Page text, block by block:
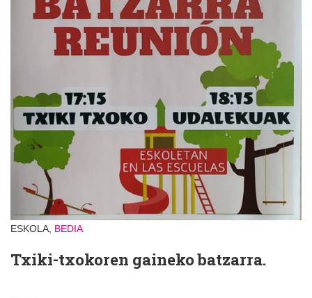
ESKOLA, BEDIA
Txiki-txokoren gaineko batzarra.